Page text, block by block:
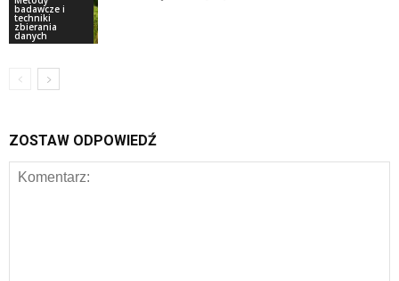
badawcze i
techniki
zbierania
danych
ZOSTAW ODPOWIEDŹ